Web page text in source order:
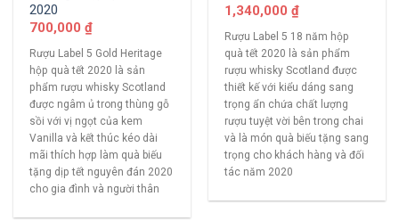
2020
700,000 ₫
Rượu Label 5 Gold Heritage
hộp quà tết 2020 là sản
phẩm rượu whisky Scotland
được ngâm ủ trong thùng gỗ
sồi với vị ngọt của kem
Vanilla và kết thúc kéo dài
mãi thích hợp làm quà biếu
tặng dịp tết nguyên đán 2020
cho gia đình và người thân
1,340,000 ₫
Rượu Label 5 18 năm hộp
quà tết 2020 là sản phẩm
rượu whisky Scotland được
thiết kế với kiểu dáng sang
trọng ẩn chứa chất lượng
rượu tuyệt vời bên trong chai
và là món quà biếu tặng sang
trọng cho khách hàng và đối
tác năm 2020